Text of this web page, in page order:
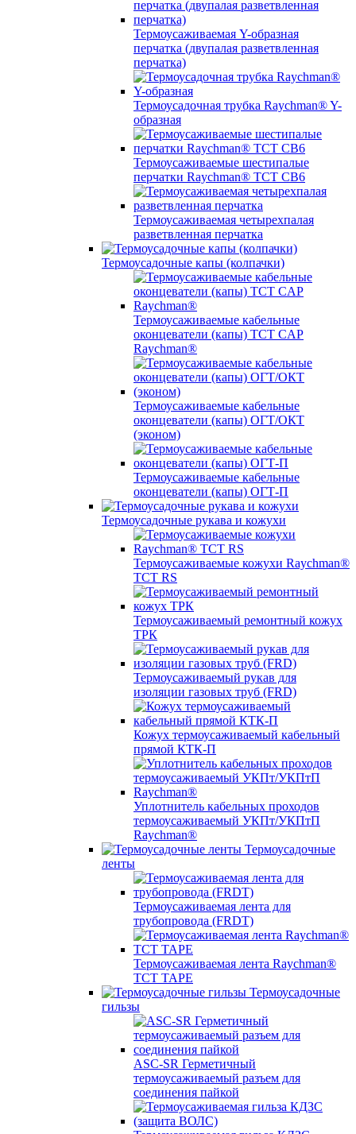
Термоусаживаемая Y-образная
перчатка (двупалая разветвленная
перчатка)
Термоусадочная трубка Raychman® Y-
образная
Термоусаживаемые шестипалые
перчатки Raychman® ТСТ СВ6
Термоусаживаемая четырехпалая
разветвленная перчатка
Термоусадочные капы (колпачки)
Термоусаживаемые кабельные
оконцеватели (капы) ТCT CAP
Raychman®
Термоусаживаемые кабельные
оконцеватели (капы) ОГТ/ОКТ
(эконом)
Термоусаживаемые кабельные
оконцеватели (капы) ОГТ-П
Термоусадочные рукава и кожухи
Термоусаживаемые кожухи Raychman®
TCT RS
Термоусаживаемый ремонтный кожух
ТРК
Термоусаживаемый рукав для
изоляции газовых труб (FRD)
Кожух термоусаживаемый кабельный
прямой КТК-П
Уплотнитель кабельных проходов
термоусаживаемый УКПт/УКПтП
Raychman®
Термоусадочные
ленты
Термоусаживаемая лента для
трубопровода (FRDT)
Термоусаживаемая лента Raychman®
TCT TAPE
Термоусадочные
гильзы
ASC‐SR Герметичный
термоусаживаемый разъем для
соединения пайкой